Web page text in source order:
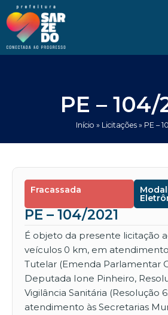
conteúdo
para
conteúdo
PE – 104/
Início » Licitações» PE –
Fracassada
PE – 104/2021
É objeto da presente licitação
veículos 0 km, em
Tutelar (Emenda Parlamentar
Deputada Ione Pinheiro,
Vigilância Sanitária (Resolução
atendimento às Secretarias